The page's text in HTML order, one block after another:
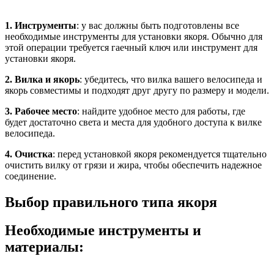
1. Инструменты: у вас должны быть подготовлены все
необходимые инструменты для установки якоря. Обычно для
этой операции требуется гаечный ключ или инструмент для
установки якоря.
2. Вилка и якорь: убедитесь, что вилка вашего велосипеда и
якорь совместимы и подходят друг другу по размеру и модели.
3. Рабочее место: найдите удобное место для работы, где
будет достаточно света и места для удобного доступа к вилке
велосипеда.
4. Очистка: перед установкой якоря рекомендуется тщательно
очистить вилку от грязи и жира, чтобы обеспечить надежное
соединение.
Выбор правильного типа якоря
Необходимые инструменты и
материалы: